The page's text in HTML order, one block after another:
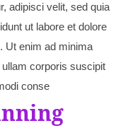
adipisci velit, sed quia
ut labore et dolore
Ut enim ad minima
corporis suscipit
conse